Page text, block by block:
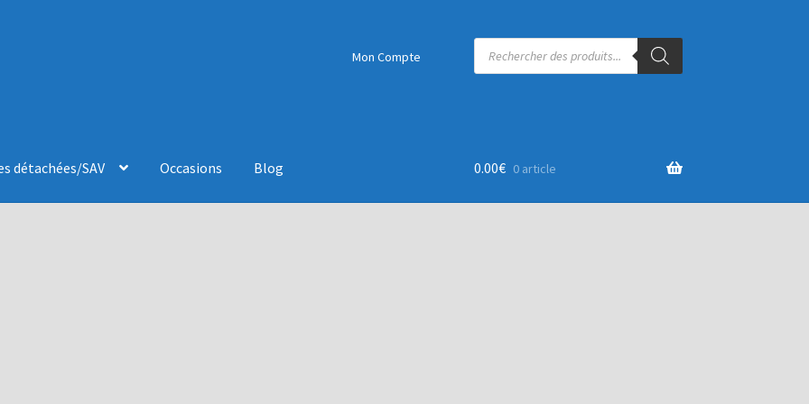
Mon Compte
Recherche
produits
détachées/SAV Occasions Blog 0.00€ 0 article